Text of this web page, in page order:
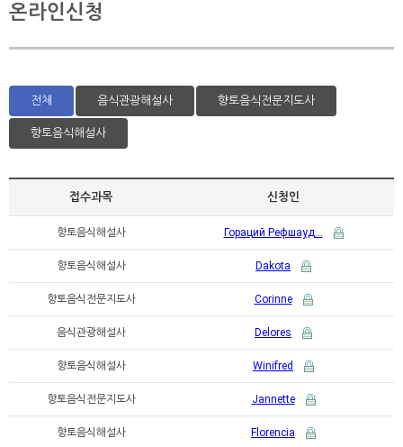
온라인신청
전체 음식관광해설사 향토음식전문지도사
향토음식해설사
접수과목 신청인
향토음식해설사 Гораций Рефшауд…
향토음식해설사 Dakota
향토음식전문지도사 Corinne
음식관광해설사 Delores
향토음식해설사 Winifred
향토음식전문지도사 Jannette
향토음식해설사 Florencia